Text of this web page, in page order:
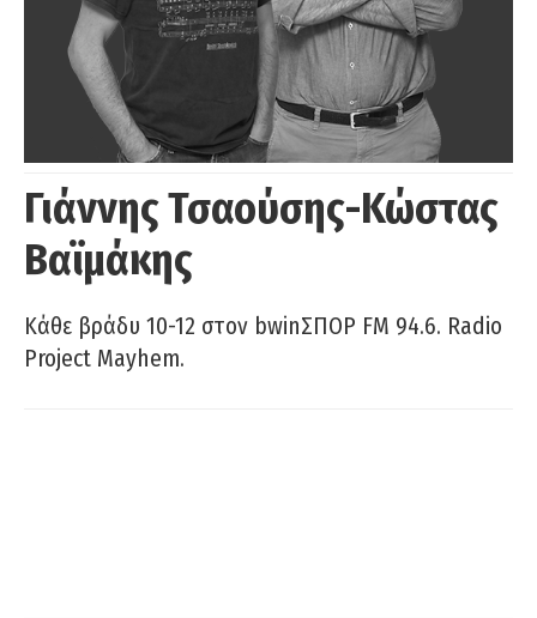
Γιάννης Τσαούσης-Κώστας
Βαϊμάκης
Κάθε βράδυ 10-12 στον bwinΣΠΟΡ FM 94.6. Radio
Project Mayhem.